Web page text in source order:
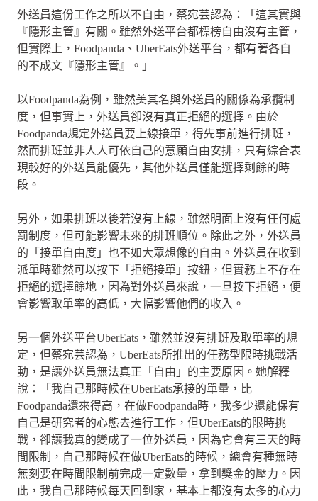
外送員這份工作之所以不自由，蔡宛芸認為：「這其實與
『隱形主管』有關。雖然外送平台都標榜自由沒有主管，
但實際上，Foodpanda、UberEats外送平台，都有著各自
的不成文『隱形主管』。」
以Foodpanda為例，雖然美其名與外送員的關係為承攬制
度，但事實上，外送員卻沒有真正拒絕的選擇。由於
Foodpanda規定外送員要上線接單，得先事前進行排班，
然而排班並非人人可依自己的意願自由安排，只有綜合表
現較好的外送員能優先，其他外送員僅能選擇剩餘的時
段。
另外，如果排班以後若沒有上線，雖然明面上沒有任何處
罰制度，但可能影響未來的排班順位。除此之外，外送員
的「接單自由度」也不如大眾想像的自由。外送員在收到
派單時雖然可以按下「拒絕接單」按鈕，但實務上不存在
拒絕的選擇餘地，因為對外送員來說，一旦按下拒絕，便
會影響取單率的高低，大幅影響他們的收入。
另一個外送平台UberEats，雖然並沒有排班及取單率的規
定，但蔡宛芸認為，UberEats所推出的任務型限時挑戰活
動，是讓外送員無法真正「自由」的主要原因。她解釋
說：「我自己那時候在UberEats承接的單量，比
Foodpanda還來得高，在做Foodpanda時，我多少還能保有
自己是研究者的心態去進行工作，但UberEats的限時挑
戰，卻讓我真的變成了一位外送員，因為它會有三天的時
間限制，自己那時候在做UberEats的時候，總會有種無時
無刻要在時間限制前完成一定數量，拿到獎金的壓力。因
此，我自己那時候每天回到家，基本上都沒有太多的心力